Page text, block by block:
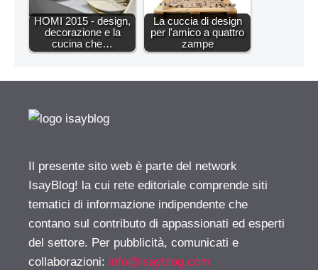
HOMI 2015 - design,
decorazione e la
cucina che…
La cuccia di design
per l'amico a quattro
zampe
Il presente sito web è parte del network
IsayBlog! la cui rete editoriale comprende siti
tematici di informazione indipendente che
contano sul contributo di appassionati ed esperti
del settore. Per pubblicità, comunicati e
collaborazioni: info@isayblog.com